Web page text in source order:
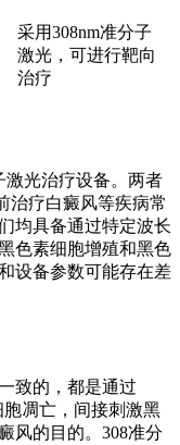
采用308nm准分子
激光，可进行靶向
治疗
激光治疗设备。两者
治疗白癜风等疾病常
均具备通过特定波长
色素细胞增殖和黑色
设备参数可能存在差
致的，都是通过
凋亡，间接刺激黑
风的目的。308准分